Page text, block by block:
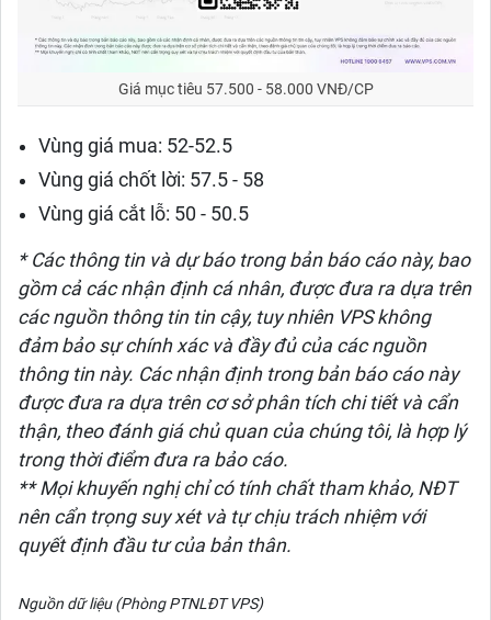
Giá mục tiêu 57.500 - 58.000 VNĐ/CP
Vùng giá mua: 52-52.5
Vùng giá chốt lời: 57.5 - 58
Vùng giá cắt lỗ: 50 - 50.5
* Các thông tin và dự báo trong bản báo cáo này, bao
gồm cả các nhận định cá nhân, được đưa ra dựa trên
các nguồn thông tin tin cậy, tuy nhiên VPS không
đảm bảo sự chính xác và đầy đủ của các nguồn
thông tin này. Các nhận định trong bản báo cáo này
được đưa ra dựa trên cơ sở phân tích chi tiết và cẩn
thận, theo đánh giá chủ quan của chúng tôi, là hợp lý
trong thời điểm đưa ra bảo cáo.
** Mọi khuyến nghị chỉ có tính chất tham khảo, NĐT
nên cẩn trọng suy xét và tự chịu trách nhiệm với
quyết định đầu tư của bản thân.
Nguồn dữ liệu (Phòng PTNLĐT VPS)